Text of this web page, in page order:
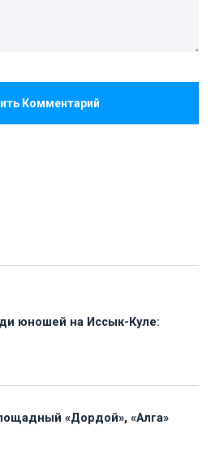
юношей на Иссык-Куле:
«Дордой», «Алга»
Комментарий